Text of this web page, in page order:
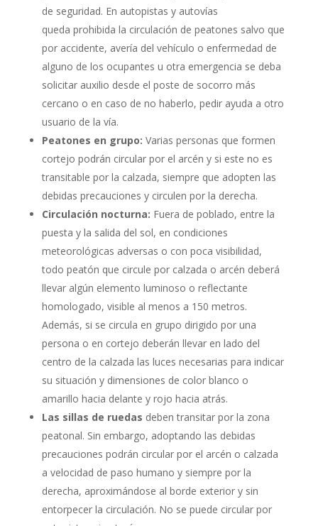
de seguridad. En autopistas y autovías
queda prohibida la circulación de peatones salvo que
por accidente, avería del vehículo o enfermedad de
alguno de los ocupantes u otra emergencia se deba
solicitar auxilio desde el poste de socorro más
cercano o en caso de no haberlo, pedir ayuda a otro
usuario de la vía.
Peatones en grupo: Varias personas que formen
cortejo podrán circular por el arcén y si este no es
transitable por la calzada, siempre que adopten las
debidas precauciones y circulen por la derecha.
Circulación nocturna: Fuera de poblado, entre la
puesta y la salida del sol, en condiciones
meteorológicas adversas o con poca visibilidad,
todo peatón que circule por calzada o arcén deberá
llevar algún elemento luminoso o reflectante
homologado, visible al menos a 150 metros.
Además, si se circula en grupo dirigido por una
persona o en cortejo deberán llevar en lado del
centro de la calzada las luces necesarias para indicar
su situación y dimensiones de color blanco o
amarillo hacia delante y rojo hacia atrás.
Las sillas de ruedas deben transitar por la zona
peatonal. Sin embargo, adoptando las debidas
precauciones podrán circular por el arcén o calzada
a velocidad de paso humano y siempre por la
derecha, aproximándose al borde exterior y sin
entorpecer la circulación. No se puede circular por